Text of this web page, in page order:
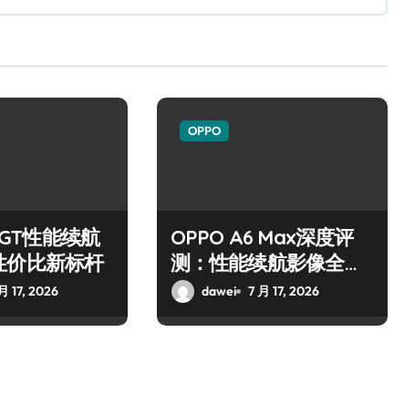
性能续航
价比新标杆
17, 2026
OPPO
OPPO A6 Max深度评
测：性能续航影像全解
析
dawei 7 月 17, 2026